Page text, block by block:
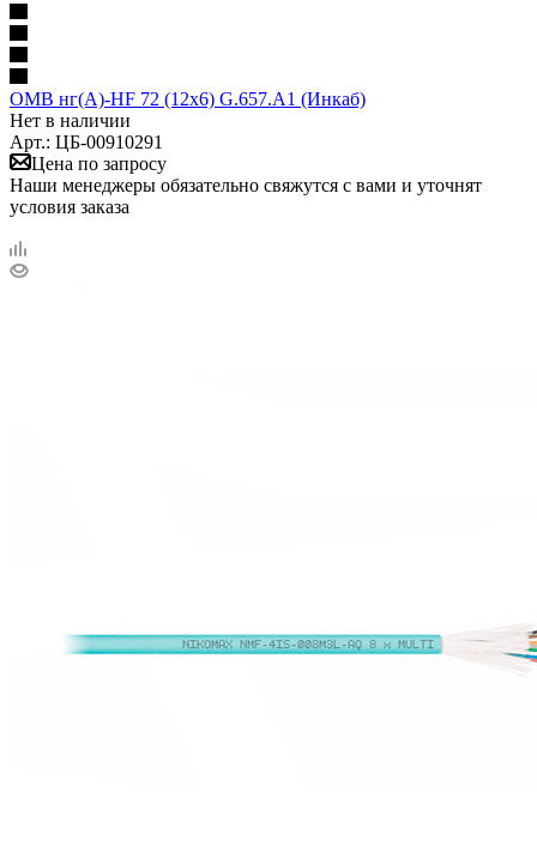
ОМВ нг(А)-HF 72 (12х6) G.657.A1 (Инкаб)
Нет в наличии
Арт.: ЦБ-00910291
Цена по запросу
Наши менеджеры обязательно свяжутся с вами и уточнят
условия заказа